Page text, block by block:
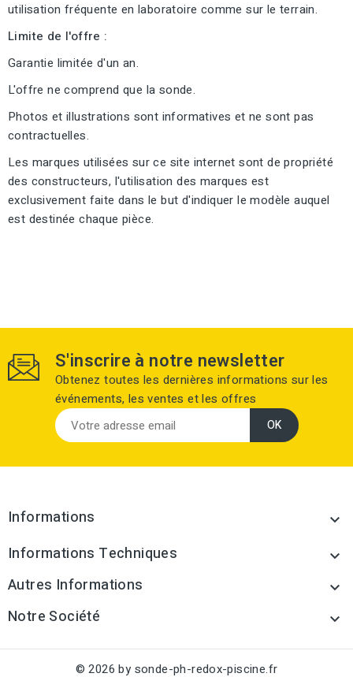
utilisation fréquente en laboratoire comme sur le terrain.
Limite de l'offre :
Garantie limitée d'un an.
L'offre ne comprend que la sonde.
Photos et illustrations sont informatives et ne sont pas
contractuelles.
Les marques utilisées sur ce site internet sont de propriété
des constructeurs, l'utilisation des marques est
exclusivement faite dans le but d'indiquer le modèle auquel
est destinée chaque pièce.
S'inscrire à notre newsletter
Obtenez toutes les dernières informations sur les
événements, les ventes et les offres
Informations 
Informations Techniques 
Autres Informations 
Notre Société 
© 2026 by sonde-ph-redox-piscine.fr